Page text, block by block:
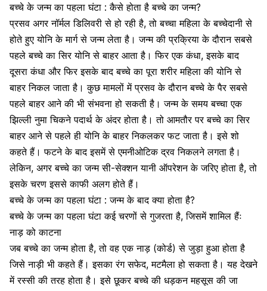
बच्चे के जन्म का पहला घंटा : कैसे होता है बच्चे का जन्म?
प्रसव अगरनॉर्मल डिलिवरी से हो रही है, तो बच्चा महिला के बच्चेदानी से
होते हुएयोनि के मार्गसे जन्म लेता है।जन्म की प्रक्रिया के दौरानसबसे
पहले बच्चे का सिर योनि से बाहर आता है। फिर एक कंधा, इसके बाद
दूसरा कंधा और फिर इसके बाद बच्चे का पूरा शरीर महिला की योनि से
बाहर निकल जाता है। कुछ मामलों में प्रसव के दौरान बच्चे के पैर सबसे
पहले बाहर आने की भी संभवना हो सकती है। जन्म के समय बच्चा एक
झिल्ली नुमा चिकने पदार्थ के अंदर होता है। तो आमतौर पर बच्चे का सिर
बाहर आने से पहले ही योनि के बाहर निकलकर फट जाता है। इसे शो
कहते हैं। फटने के बाद इसमें से एमनीओटिक द्रव निकलने लगता है।
लेकिन, अगर बच्चे का जन्म सी-सेक्शन यानी ऑपरेशन के जरिए होता है, तो
इसके चरण इससे काफी अलग होते हैं।
बच्चे के जन्म का पहला घंटा : जन्म के बाद क्या होता है?
बच्चे के जन्म का पहला घंटा कई चरणों से गुजरता है, जिसमें शामिल हैंः
नाड़ को काटना
जब बच्चे का जन्म होता है, तो वह एक नाड़ (कोर्ड) से जुड़ा हुआ होता है
जिसे नाड़ी भी कहते हैं। इसका रंग सफेद, मटमैला हो सकता है। यह देखने
में रस्सी की तरह होता है। इसे छूकर बच्चे की धड़कन महसूस की जा